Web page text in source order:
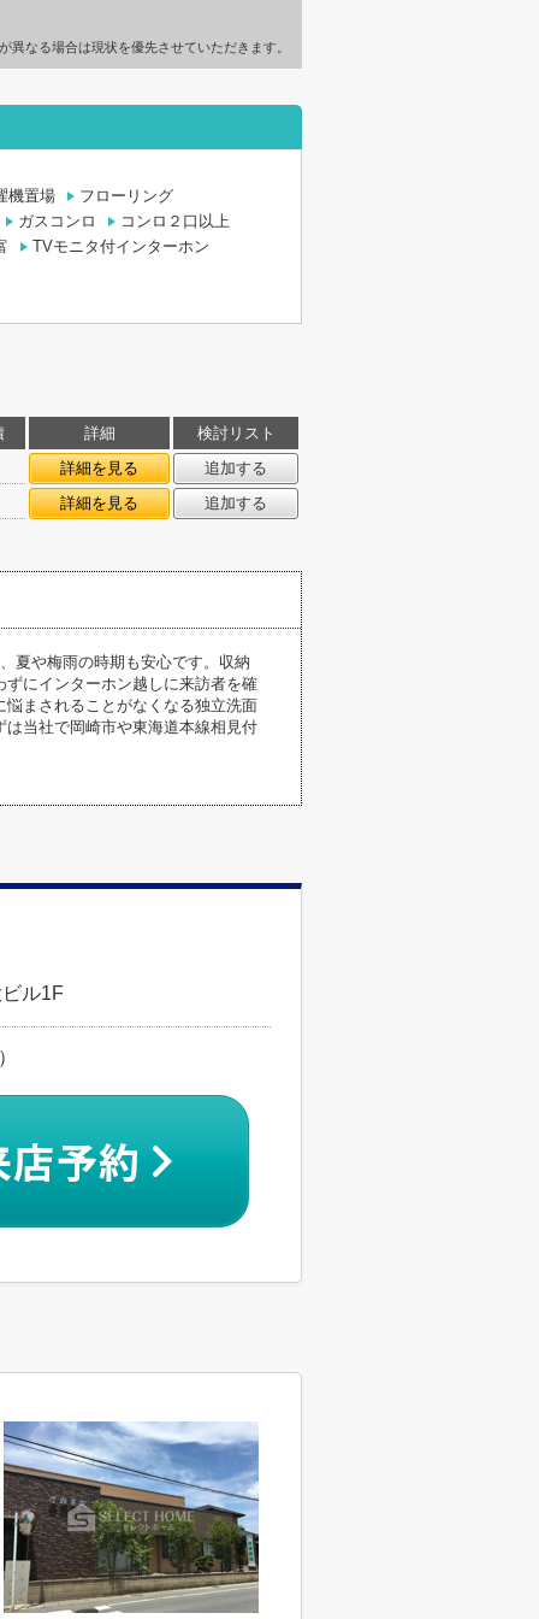
なる場合は現状を優先させていただきます。
機置場
フローリング
ガスコンロ
コンロ２口以上
TVモニタ付インターホン
詳細
検討リスト
詳細を見る
追加する
詳細を見る
追加する
夏や梅雨の時期も安心です。収納
にインターホン越しに来訪者を確
まされることがなくなる独立洗面
当社で岡崎市や東海道本線相見付
ル1F